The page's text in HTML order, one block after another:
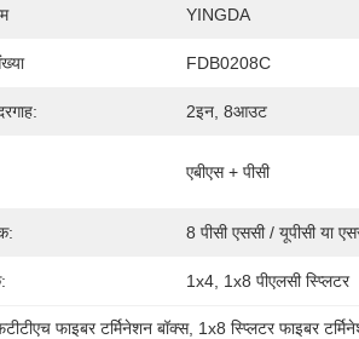
YINGDA
FDB0208C
2इन, 8आउट
एबीएस + पीसी
8 पीसी एससी / यूपीसी या
1x4, 1x8 पीएलसी स्प्लिटर
फाइबर टर्मिनेशन बॉक्स, 1x8 स्प्लिटर फाइबर